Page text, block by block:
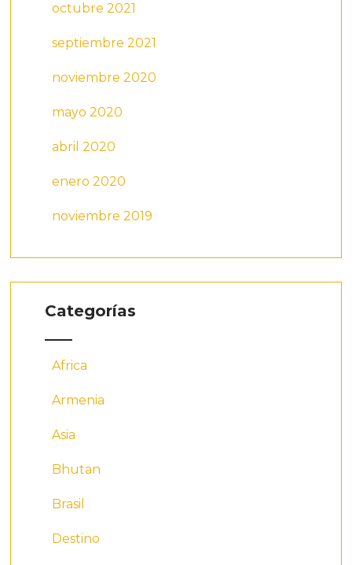
octubre 2021
septiembre 2021
noviembre 2020
mayo 2020
abril 2020
enero 2020
noviembre 2019
Categorías
Africa
Armenia
Asia
Bhutan
Brasil
Destino